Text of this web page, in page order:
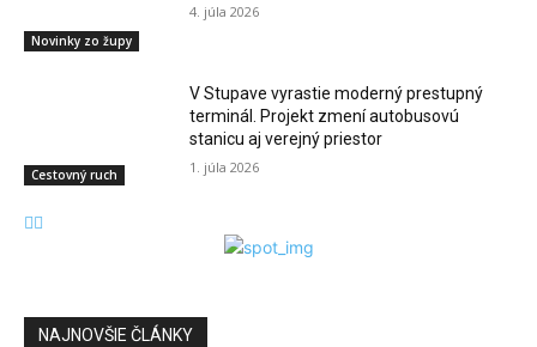
Novinky zo župy
4. júla 2026
Cestovný ruch
V Stupave vyrastie moderný prestupný
terminál. Projekt zmení autobusovú
stanicu aj verejný priestor
1. júla 2026
NAJNOVŠIE ČLÁNKY